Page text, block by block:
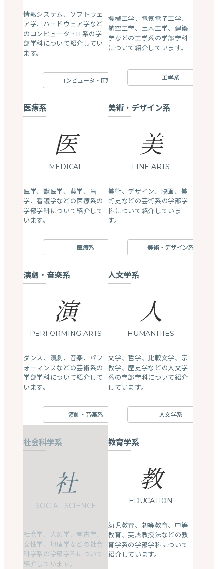
情報システム、ソフトウェ
ア学、ハードウェア学など
のコンピュータ・IT系の学
部学科について紹介してい
ます。
コンピュータ・IT系
機械工学、電気電子工学、
航空工学、土木工学、建築
学などの工学系の学部学科
について紹介しています。
工学系
医療系
医
MEDICAL
医学、獣医学、薬学、歯
学、看護学などの医療系の
学部学科について紹介して
います。
医療系
美術・デザイン系
美
FINE ARTS
美術、デザイン、映画、美
術史などの芸術系の学部学
科について紹介していま
す。
美術・デザイン系
演劇・音楽系
演
PERFORMING ARTS
ダンス、演劇、音楽、パフ
ォーマンスなどの芸術系の
学部学科について紹介して
います。
演劇・音楽系
人文学系
人
HUMANITIES
文学、哲学、比較文学、宗
教学、歴史学などの人文学
系の学部学科について紹介
しています。
人文学系
社会科学系
社
SOCIAL SCIENCE
社会学、人類学、考古学、
女性学、地理学などの社会
科学系の学部学科について
紹介しています。
教育学系
教
EDUCATION
幼児教育、初等教育、中等
教育、英語教授法などの教
育学系の学部学科について
紹介しています。